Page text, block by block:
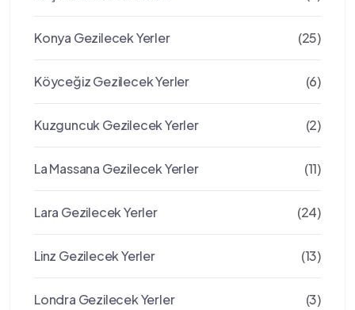
Konya Gezilecek Yerler (25)
Köyceğiz Gezilecek Yerler (6)
Kuzguncuk Gezilecek Yerler (2)
La Massana Gezilecek Yerler (11)
Lara Gezilecek Yerler (24)
Linz Gezilecek Yerler (13)
Londra Gezilecek Yerler (3)